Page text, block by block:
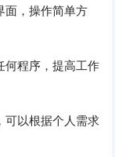
面，操作简单方
何程序，提高工作
可以根据个人需求